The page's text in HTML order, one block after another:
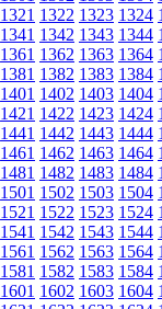
1321 1322 1323 1324
1341 1342 1343 1344
1361 1362 1363 1364
1381 1382 1383 1384
1401 1402 1403 1404
1421 1422 1423 1424
1441 1442 1443 1444
1461 1462 1463 1464
1481 1482 1483 1484
1501 1502 1503 1504
1521 1522 1523 1524
1541 1542 1543 1544
1561 1562 1563 1564
1581 1582 1583 1584
1601 1602 1603 1604